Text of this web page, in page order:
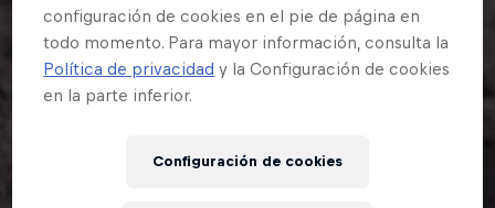
configuración de cookies en el pie de página en
todo momento. Para mayor información, consulta la
Política de privacidad y la Configuración de cookies
en la parte inferior.
Configuración de cookies